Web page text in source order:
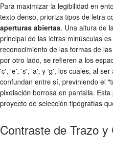
Para maximizar la legibilidad en
texto denso, prioriza tipos de letra
aperturas abiertas. Una altura de
principal de las letras minúsculas
reconocimiento de las formas de
por otro lado, se refieren a los
'c', 'e', 's', 'a', y 'g', los cuales, al
confundan entre sí, previniendo el
pixelación borrosa en pantalla.
proyecto de selección tipografías
Contraste de Trazo